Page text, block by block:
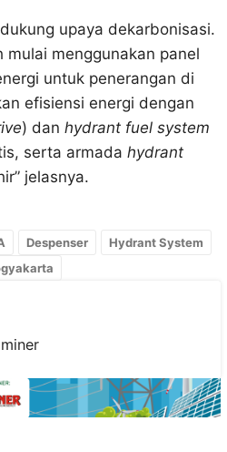
upaya dekarbonisasi.
mulai menggunakan panel
untuk penerangan di
efisiensi energi dengan
) dan hydrant fuel system
serta armada hydrant
jelasnya.
Despenser
Hydrant System